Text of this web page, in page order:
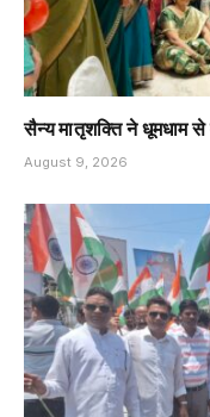
सैन्य मातृशक्ति ने धूमधाम
August 9, 2026